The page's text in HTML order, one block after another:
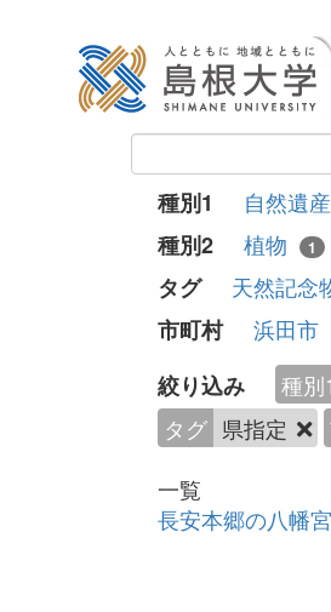
種別1 自然遺産
種別2 植物 1
タグ 天然記念
市町村
浜田市
絞り込み 種別1
タグ 県指定
一覧
長安本郷の八幡